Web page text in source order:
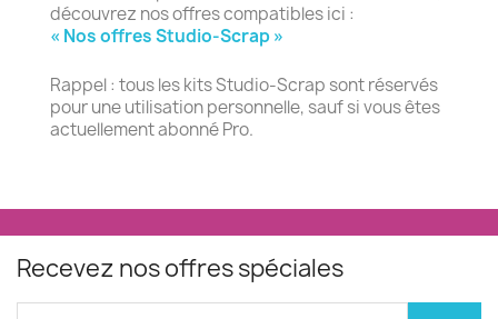
découvrez nos offres compatibles ici :
« Nos offres Studio-Scrap »
Rappel : tous les kits Studio-Scrap sont réservés
pour une utilisation personnelle, sauf si vous êtes
actuellement abonné Pro.
Recevez nos offres spéciales